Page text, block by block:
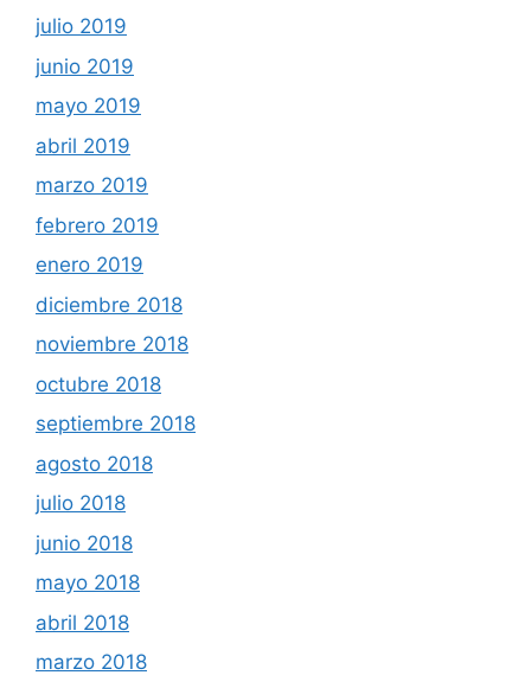
julio 2019
junio 2019
mayo 2019
abril 2019
marzo 2019
febrero 2019
enero 2019
diciembre 2018
noviembre 2018
octubre 2018
septiembre 2018
agosto 2018
julio 2018
junio 2018
mayo 2018
abril 2018
marzo 2018